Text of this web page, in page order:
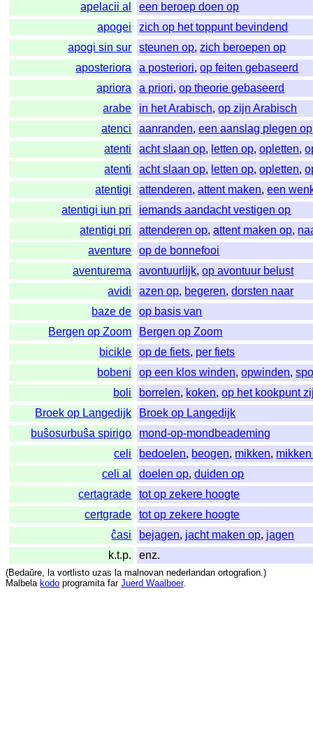
apelacii al
een beroep doen op
apogei
zich op het toppunt bevindend
apogi sin sur
steunen op,zich beroepen op
aposteriora
a posteriori,op feiten gebaseerd
apriora
a priori,op theorie gebaseerd
arabe
in het Arabisch,op zijn Arabisch
atenci
aanranden,een aanslag plegen op
atenti
acht slaan op, letten op,opletten,
atenti
acht slaan op, letten op,opletten,
atentigi
attenderen,attent maken,een
atentigi iun pri
iemands aandacht vestigen op
atentigi pri
attenderen op,attent maken op,
aventure
op de bonnefooi
aventurema
avontuurlijk,op avontuur belust
avidi
azen op, begeren,dorsten naar
baze de
op basis van
Bergen op Zoom
Bergen op Zoom
bicikle
op de fiets, per fiets
bobeni
op een klos winden,opwinden,
boli
borrelen, koken,op het kookpunt
Broek op Langedijk
Broek op Langedijk
buŝosurbuŝa spirigo
mond-op-mondbeademing
celi
bedoelen, beogen, mikken,
celi al
doelen op,duiden op
certagrade
tot op zekere hoogte
certgrade
tot op zekere hoogte
ĉasi
bejagen, jacht maken op, jagen
k.t.p.
enz.
(Bedaŭre, la vortlisto uzas la malnovan nederlandan ortografion.)
Malbela kodo programita far Juerd Waalboer.